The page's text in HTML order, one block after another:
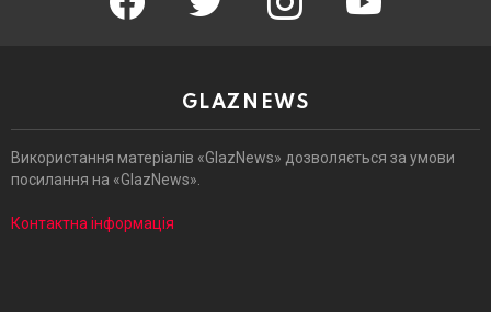
GLAZNEWS
Використання матеріалів «GlazNews» дозволяється за умови
посилання на «GlazNews».
Контактна інформація